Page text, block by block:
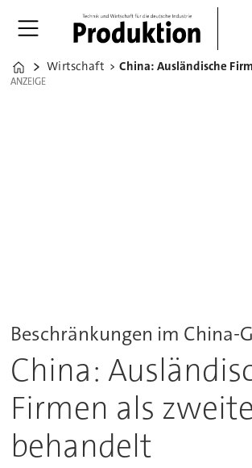
Home
Wirtschaft
ANZEIGE
ANZEIGE
Beschränkungen im China-
China:
Firmen als
behandelt